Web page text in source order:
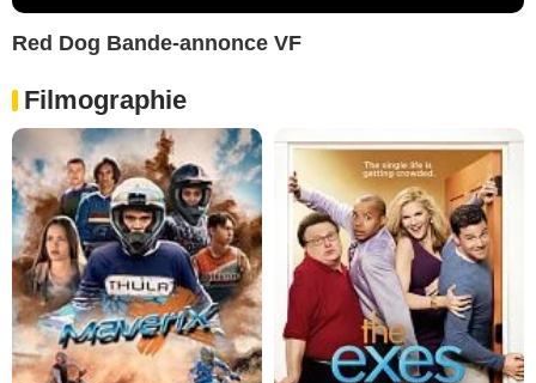
Red Dog Bande-annonce VF
Filmographie